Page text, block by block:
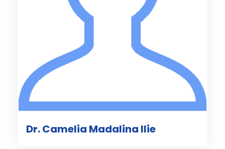
Dr. Camelia Madalina Ilie